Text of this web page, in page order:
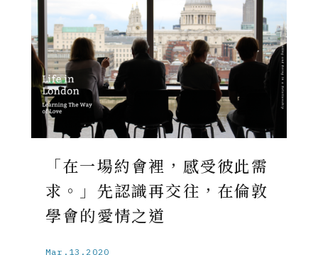
「在一場約會裡，感受彼此需
求。」先認識再交往，在倫敦
學會的愛情之道
Mar.13.2020